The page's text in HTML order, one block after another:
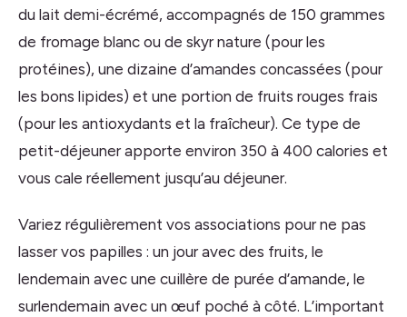
du lait demi-écrémé, accompagnés de 150 grammes
de fromage blanc ou de skyr nature (pour les
protéines), une dizaine d’amandes concassées (pour
les bons lipides) et une portion de fruits rouges frais
(pour les antioxydants et la fraîcheur). Ce type de
petit-déjeuner apporte environ 350 à 400 calories et
vous cale réellement jusqu’au déjeuner.
Variez régulièrement vos associations pour ne pas
lasser vos papilles : un jour avec des fruits, le
lendemain avec une cuillère de purée d’amande, le
surlendemain avec un œuf poché à côté. L’important